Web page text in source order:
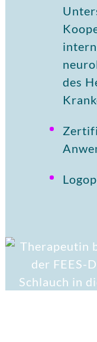
des